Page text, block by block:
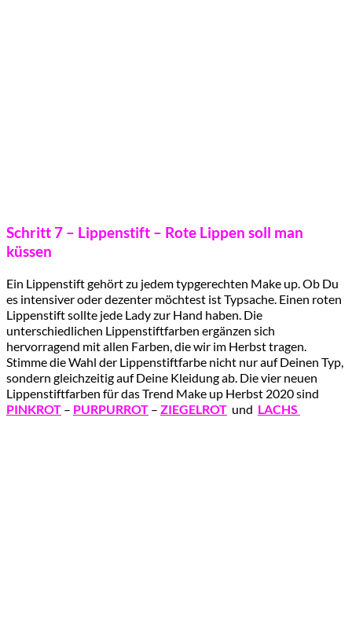
Schritt 7 – Lippenstift – Rote Lippen soll man
küssen
Ein Lippenstift gehört zu jedem typgerechten Make up. Ob Du
es intensiver oder dezenter möchtest ist Typsache. Einen roten
Lippenstift sollte jede Lady zur Hand haben. Die
unterschiedlichen Lippenstiftfarben ergänzen sich
hervorragend mit allen Farben, die wir im Herbst tragen.
Stimme die Wahl der Lippenstiftfarbe nicht nur auf Deinen Typ,
sondern gleichzeitig auf Deine Kleidung ab. Die vier neuen
Lippenstiftfarben für das Trend Make up Herbst 2020 sind
PINKROT – PURPURROT – ZIEGELROT und LACHS